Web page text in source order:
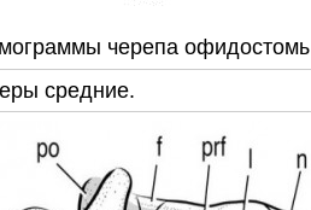
черепа
средние.